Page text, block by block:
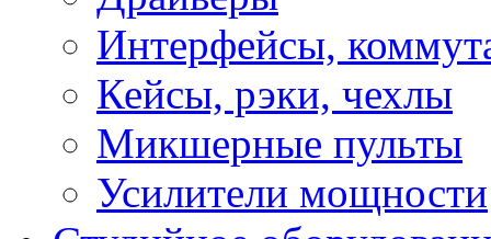
Интерфейсы,
Кейсы, рэки, чехлы
Микшерные пульты
Усилители мощности